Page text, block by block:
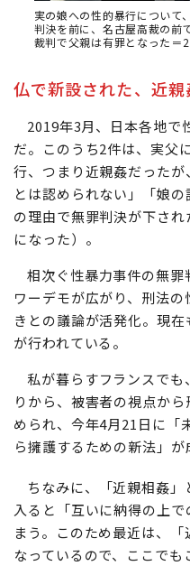
実の娘への性的暴行について
判決を前に、名古屋高裁の前
裁判で父親は有罪となった＝
仏で新設された、近
2019年3月、日本各地で
だ。このうち2件は、実父
行、つまり近親姦だった
とは認められない」「娘
の理由で無罪判決が下さ
になった）。
相次ぐ性暴力事件の無罪
ワーデモが広がり、刑法
きとの議論が活発化。現
が行われている。
私が暮らすフランスで
りから、被害者の視点か
められ、今年4月21日に「
ら擁護するための新法」が
ちなみに、「近親相姦
入ると「互いに納得の上
まう。このため最近は、
なっているので、ここでも